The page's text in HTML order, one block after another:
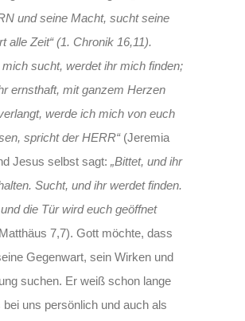
und seine Macht, sucht seine
alle Zeit“ (1. Chronik 16,11).
mich sucht, werdet ihr mich finden;
ernsthaft, mit ganzem Herzen
werde ich mich von euch
spricht der HERR“(Jeremia
Jesus selbst sagt:„Bittet, und ihr
Sucht, und ihr werdet finden.
die Tür wird euch geöffnet
7,7). Gott möchte, dass
Gegenwart, sein Wirken und
suchen. Er weiß schon lange
uns persönlich und auch als